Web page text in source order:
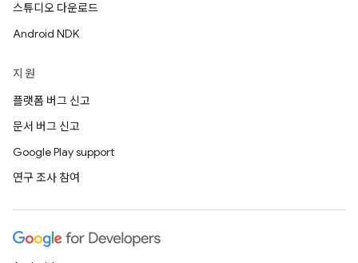
스튜디오 다운로드
Android NDK
지원
플랫폼 버그 신고
문서 버그 신고
Google Play support
연구 조사 참여